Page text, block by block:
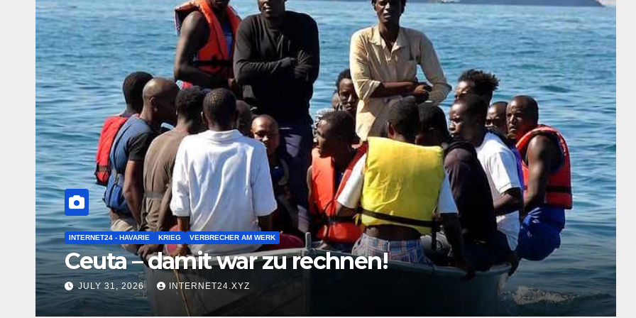
BOULEVARDMELDUNG
Midterms und Krankheiten – da lässt sich
einiges zusammenbrauen!
JULY 25, 2026 INTERNET24.XYZ